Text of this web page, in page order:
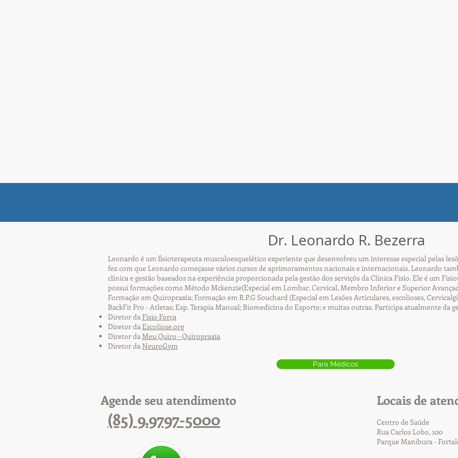
Dr. Leonardo R. Bezerra
Leonardo é um fisioterapeuta musculoesquelético experiente que desenvolveu um interesse especial pelas
fez com que Leonardo começasse vários cursos de aprimoramentos nacionais e internacionais. Leonardo
clínica e gestão baseados na experiência proporcionada pela gestão dos serviçõs da Clínica Fisio. Ele é um
possui formações como Método Mckenzie(Especial em Lombar, Cervical, Membro Inferior e Superior
Formação em Quiropraxia; Formação em R.P.G Souchard (Especial em Lesões Articulares, escolioses,
BackFit Pro - Atletas; Esp. Terapia Manual; Biomedicina do Esporte; e muitas outras. Participa atualmente da
Diretor daFisio Força
Diretor daEscoliose.org
Diretor daMeu Quiro - Quiropraxia
Diretor daNeuroGym
Para Médicos
Agende seu atendimento
(85) 9.9797-5000
Locais de
Centro de Saúde
Rua Carlos Lobo, 100
Parque Manibura -